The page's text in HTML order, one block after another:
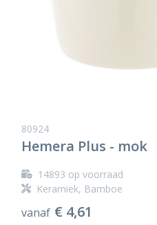
80924
Hemera Plus - mok
14893 op voorraad
Keramiek, Bamboe
vanaf € 4,61